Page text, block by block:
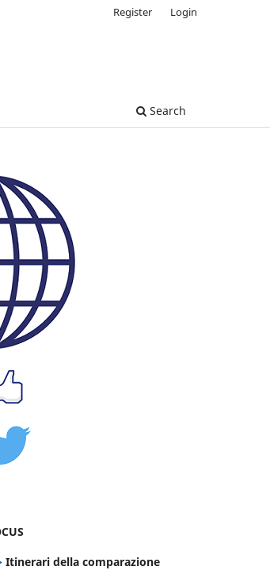
Search
Register Login
Itinerari della comparazione